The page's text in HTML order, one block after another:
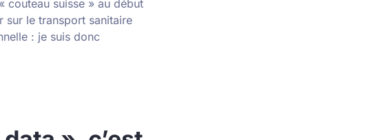
couteau suisse » au début
sur le transport sanitaire
: je suis donc